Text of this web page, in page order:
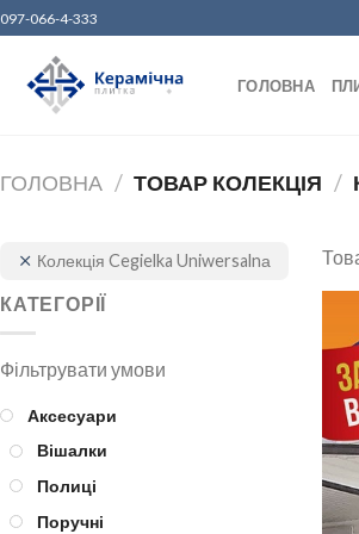
097-066-4-333
ГОЛОВНА
ГОЛОВНА / ТОВАР КОЛЕКЦІЯ /
Колекція Cegielka Uniwersalnа
КАТЕГОРІЇ
Аксесуари
Вішалки
Полиці
Поручні